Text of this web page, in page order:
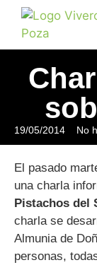
19/05/2014 No
El pasado
una charla
Pistachos del
charla se
Almunia de
personas,